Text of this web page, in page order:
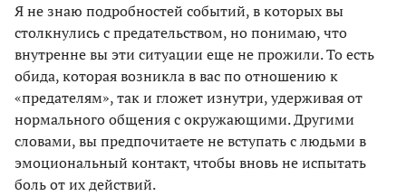
Я не знаю подробностей событий, в которых вы
столкнулись с предательством, но понимаю, что
внутренне вы эти ситуации еще не прожили. То есть
обида, которая возникла в вас по отношению к
«предателям», так и гложет изнутри, удерживая от
нормального общения с окружающими. Другими
словами, вы предпочитаете не вступать с людьми в
эмоциональный контакт, чтобы вновь не испытать
боль от их действий.